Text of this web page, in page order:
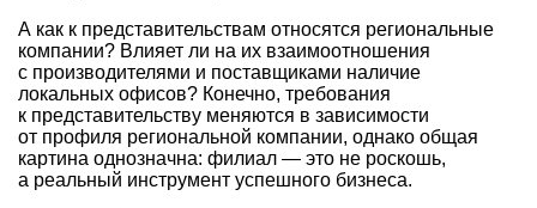
А как к представительствам относятся региональные
компании? Влияет ли на их взаимоотношения
с производителями и поставщиками наличие
локальных офисов? Конечно, требования
к представительству меняются в зависимости
от профиля региональной компании, однако общая
картина однозначна: филиал — это не роскошь,
а реальный инструмент успешного бизнеса.